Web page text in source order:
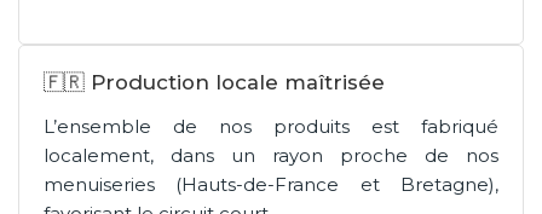
🇫🇷 Production locale maîtrisée
L’ensemble de nos produits est fabriqué
localement, dans un rayon proche de nos
menuiseries (Hauts-de-France et Bretagne),